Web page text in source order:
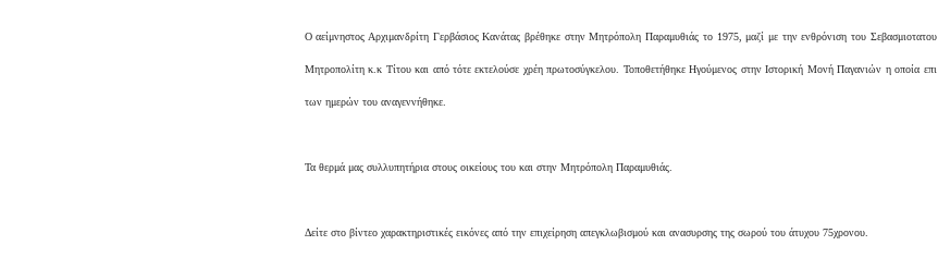
Ο αείμνηστος Αρχιμανδρίτη Γερβάσιος Κανάτας βρέθηκε στην Μητρόπολη Παραμυθιάς το 1975, μαζί με την ενθρόνιση του Σεβασμιοτατου
Μητροπολίτη κ.κ Τίτου και από τότε εκτελούσε χρέη πρωτοσύγκελου. Τοποθετήθηκε Ηγούμενος στην Ιστορική Μονή Παγανιών η οποία επι
των ημερών του αναγεννήθηκε.
Τα θερμά μας συλλυπητήρια στους οικείους του και στην Μητρόπολη Παραμυθιάς.
Δείτε στο βίντεο χαρακτηριστικές εικόνες από την επιχείρηση απεγκλωβισμού και ανασυρσης της σωρού του άτυχου 75χρονου.